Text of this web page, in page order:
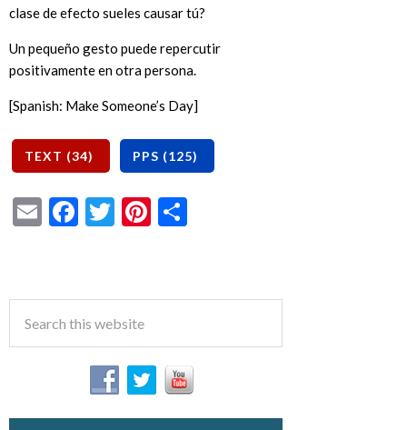
clase de efecto sueles causar tú?
Un pequeño gesto puede repercutir
positivamente en otra persona.
[Spanish: Make Someone’s Day]
EmailFacebook
TwitterPinterest